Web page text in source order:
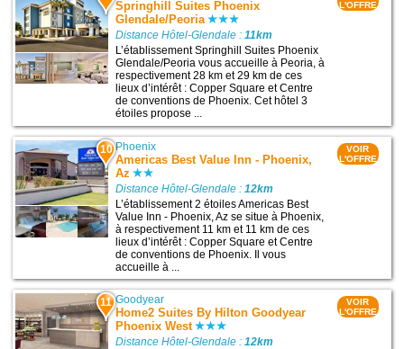
Springhill Suites Phoenix
Glendale/Peoria
Distance Hôtel-Glendale :11km
L’établissement Springhill Suites Phoenix
Glendale/Peoria vous accueille à Peoria, à
respectivement 28 km et 29 km de ces
lieux d’intérêt : Copper Square et Centre
de conventions de Phoenix. Cet hôtel 3
étoiles propose ...
L'OFFRE
10 Phoenix
Americas Best Value Inn - Phoenix,
Az
Distance Hôtel-Glendale :12km
L’établissement 2 étoiles Americas Best
Value Inn - Phoenix, Az se situe à Phoenix,
à respectivement 11 km et 11 km de ces
lieux d’intérêt : Copper Square et Centre
de conventions de Phoenix. Il vous
accueille à ...
VOIR
L'OFFRE
11 Goodyear
Home2 Suites By Hilton Goodyear
Phoenix West
Distance Hôtel-Glendale :12km
VOIR
L'OFFRE